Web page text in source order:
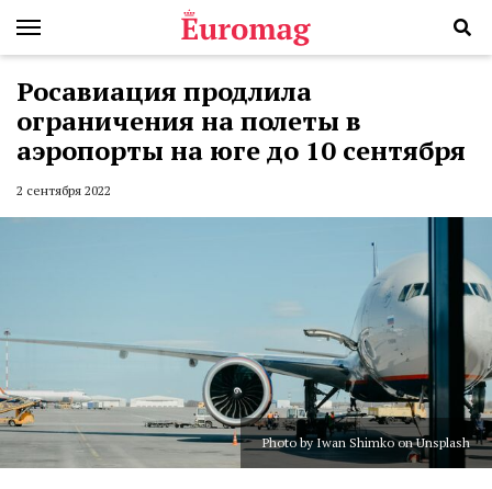
Росавиация продлила
ограничения на полеты в
аэропорты на юге до 10 сентября
2 сентября 2022
Photo by Iwan Shimko on Unsplash